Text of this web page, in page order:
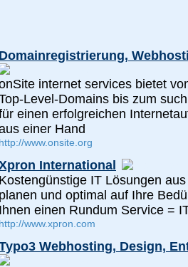
Domainregistrierung,
internet services bietet
Level-Domains bis zum
einen erfolgreichen
einer Hand
http://www.onsite.org
International
Kostengünstige IT Lösungen
planen und optimal auf Ihre
Ihnen einen Rundum Service =
http://www.xpron.com
Webhosting, Design,